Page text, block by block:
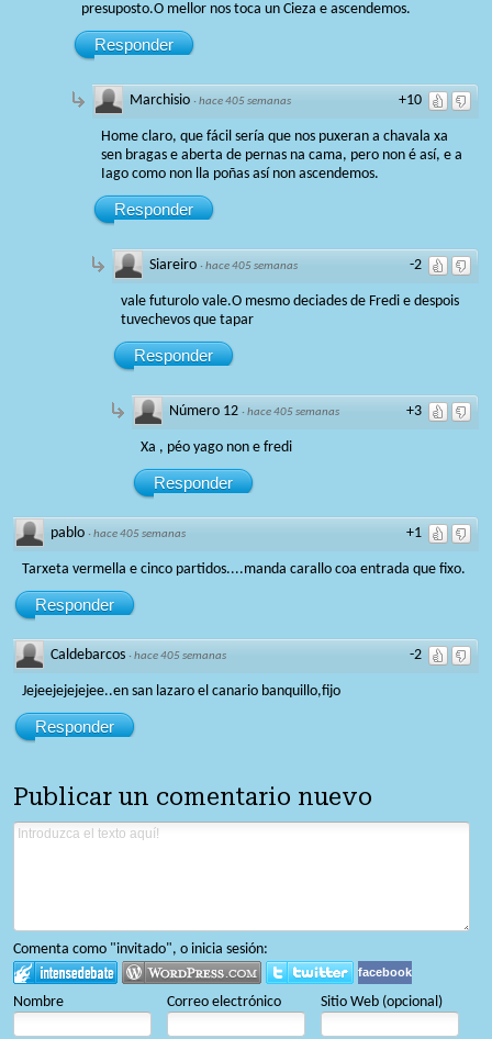
presuposto.O mellor nos toca un Cieza e ascendemos.
Responder
+10
Marchisio ·hace 405 semanas
Home claro, que fácil sería que nos puxeran a chavala xa
sen bragas e aberta de pernas na cama, pero non é así, e a
Iago como non lla poñas así non ascendemos.
Responder
-2
Siareiro ·hace 405 semanas
vale futurolo vale.O mesmo deciades de Fredi e despois
tuvechevos que tapar
Responder
+3
Número 12 ·hace 405 semanas
Xa , péo yago non e fredi
Responder
+1
pablo ·hace 405 semanas
Tarxeta vermella e cinco partidos....manda carallo coa entrada que fixo.
Responder
-2
Caldebarcos ·hace 405 semanas
Jejeejejejejee..en san lazaro el canario banquillo,fijo
Responder
Publicar un comentario nuevo
Comenta como "invitado", o inicia sesión:
facebook
Nombre Correo electrónico Sitio Web (opcional)